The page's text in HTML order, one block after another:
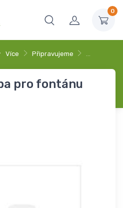
0
Více Připravujeme …
pro fontánu